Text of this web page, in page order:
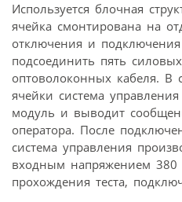
Используется блочная
ячейка смонтирована на
отключения и подключения
подсоединить пять
оптоволоконных кабеля. В
ячейки система
модуль и выводит
оператора. После
система управления
входным напряжением 380
прохождения теста,